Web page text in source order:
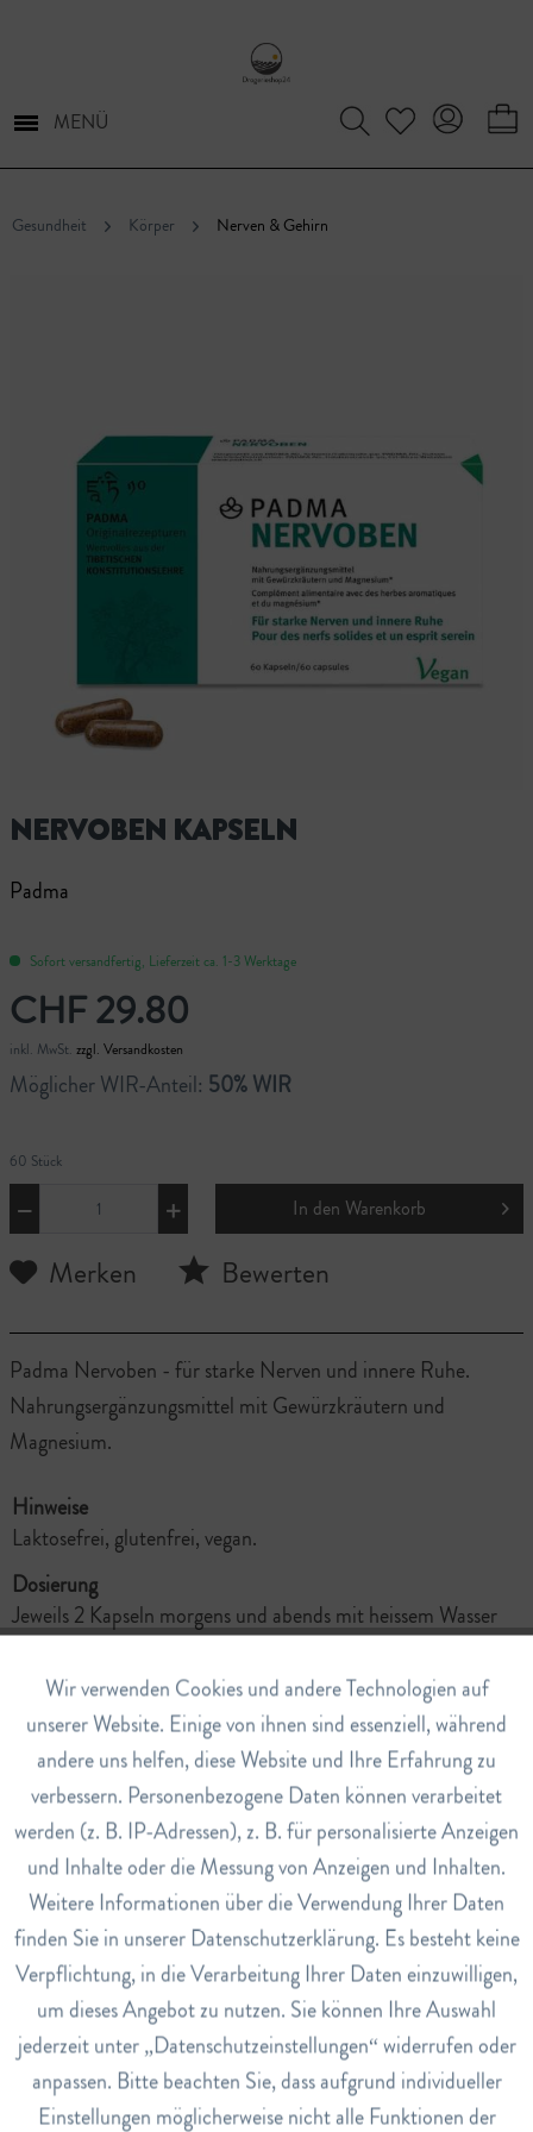
MENÜ
Gesundheit Körper Nerven & Gehirn
NERVOBEN KAPSELN
Padma
Sofort versandfertig, Lieferzeit ca. 1-3 Werktage
CHF 29.80
inkl. MwSt. zzgl. Versandkosten
Möglicher WIR-Anteil: 50% WIR
60 Stück
In den Warenkorb
Merken Bewerten
Padma Nervoben - für starke Nerven und innere Ruhe.
Nahrungsergänzungsmittel mit Gewürzkräutern und
Magnesium.
Hinweise
Laktosefrei, glutenfrei, vegan.
Dosierung
Jeweils 2 Kapseln morgens und abends mit heissem Wasser
einnehmen. Nicht mehr als 4 Kapseln täglich einnehmen.
Art.Nr.
7759959
EAN
7640103985182
Lagerbestand
Nährwerte
1 Tagesdosis (zu 4 Kapseln) enthält:
Kümmel 240mg, entsteinte Myrobalanenfrüchte 160mg,
Süssholzwurzel 160mg, Muskatnuss 160mg, Gewürznelken
120mg, Alantwurzel 120mg, Sichuanpfefferfruchtwand
120mg, Magnesiumoxid 120mg, Bockshornsamen 112mg,
Funktionale Aktiv
Marketing Inaktiv
Tracking Inaktiv
Service Inaktiv
Wir verwenden Cookies und andere Technologien auf
unserer Website. Einige von ihnen sind essenziell, während
andere uns helfen, diese Website und Ihre Erfahrung zu
verbessern. Personenbezogene Daten können verarbeitet
werden (z. B. IP-Adressen), z. B. für personalisierte Anzeigen
und Inhalte oder die Messung von Anzeigen und Inhalten.
Weitere Informationen über die Verwendung Ihrer Daten
finden Sie in unserer Datenschutzerklärung. Es besteht keine
Verpflichtung, in die Verarbeitung Ihrer Daten einzuwilligen,
um dieses Angebot zu nutzen. Sie können Ihre Auswahl
jederzeit unter „Datenschutzeinstellungen“ widerrufen oder
anpassen. Bitte beachten Sie, dass aufgrund individueller
Einstellungen möglicherweise nicht alle Funktionen der